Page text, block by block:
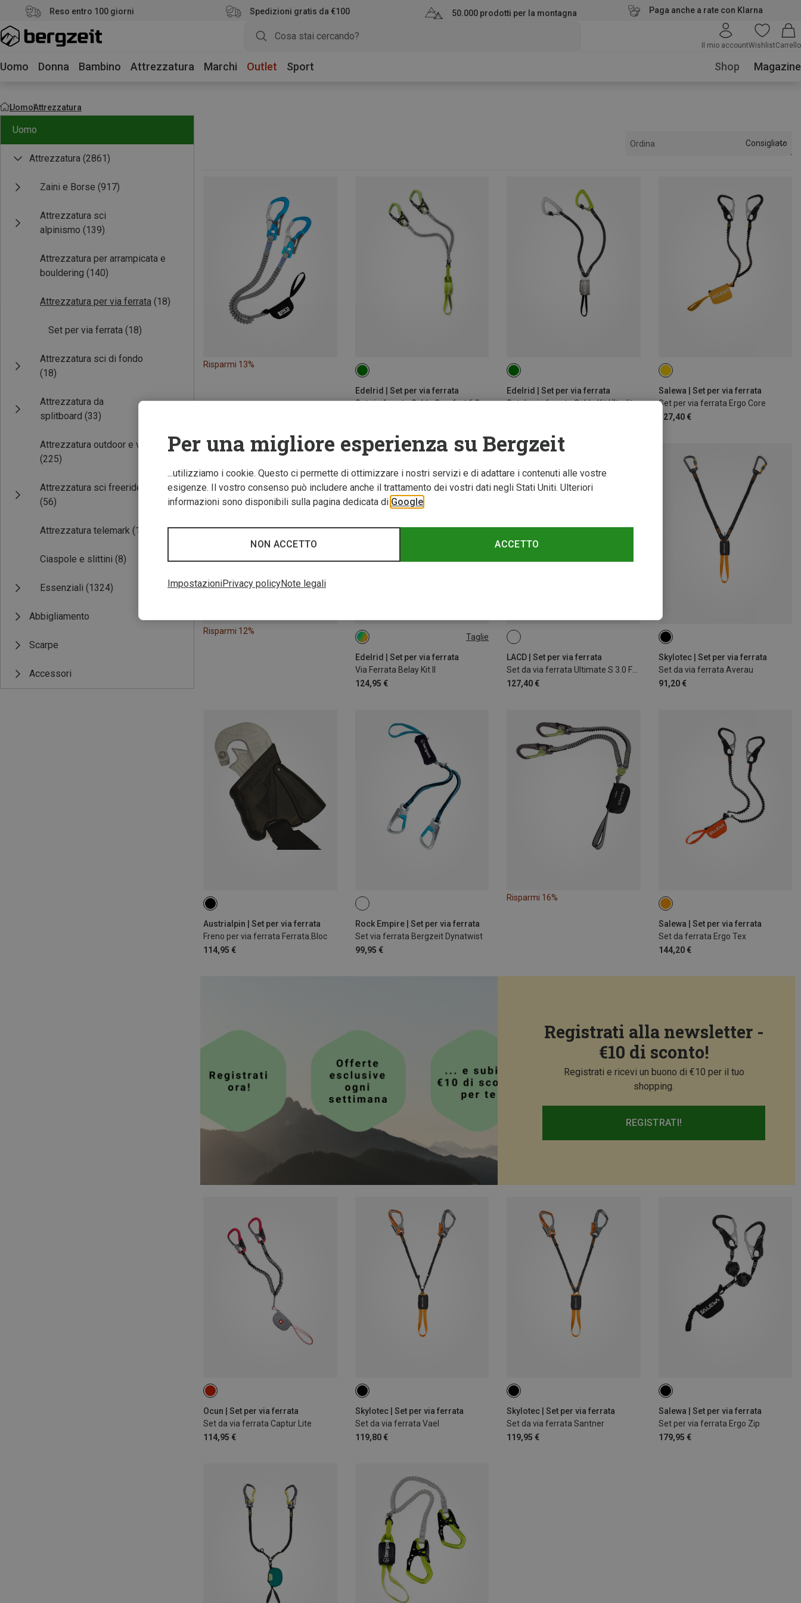
Reso entro 100 giorni Spedizioni gratis da €100 50.000 prodotti per la montagna Paga anche a rate con Klarna
Il mio accountWishlistCarrello
Uomo Donna Bambino Attrezzatura Marchi Outlet Sport Shop Magazine
UomoAttrezzatura
Uomo
Attrezzatura (2861)
Zaini e Borse (917)
Attrezzatura sci
alpinismo (139)
Attrezzatura per arrampicata e
bouldering (140)
Attrezzatura per via ferrata (18)
Set per via ferrata (18)
Attrezzatura sci di fondo
(18)
Attrezzatura da
splitboard (33)
Attrezzatura outdoor e viaggio
(225)
Attrezzatura sci freeride
(56)
Attrezzatura telemark (1)
Ciaspole e slittini (8)
Essenziali (1324)
Abbigliamento
Scarpe
Accessori
Ordina Consigliato
Risparmi 13%
Edelrid | Set per via ferrata
Set via ferrata Cable Comfort 6.0
Edelrid | Set per via ferrata
Set da via ferrata Cable Kit Ultralite VII
Salewa | Set per via ferrata
Set per via ferrata Ergo Core
127,40 €
Risparmi 12%
Taglie
Edelrid | Set per via ferrata
Via Ferrata Belay Kit II
124,95 €
25M
LACD | Set per via ferrata
127,40 €
Skylotec | Set per via ferrata
Set da via ferrata Averau
91,20 €
Austrialpin | Set per via ferrata
Freno per via ferrata Ferrata.Bloc
114,95 €
Rock Empire | Set per via ferrata
Set via ferrata Bergzeit Dynatwist
99,95 €
Risparmi 16%
Salewa | Set per via ferrata
Set da ferrata Ergo Tex
144,20 €
Registrati alla newsletter -
€10 di sconto!
Registrati e ricevi un buono di €10 per il tuo
shopping.
REGISTRATI!
Ocun | Set per via ferrata
Set da via ferrata Captur Lite
114,95 €
Skylotec | Set per via ferrata
Set da via ferrata Vael
119,80 €
Skylotec | Set per via ferrata
Set da via ferrata Santner
119,95 €
Salewa | Set per via ferrata
Set per via ferrata Ergo Zip
179,95 €
Per una migliore esperienza su Bergzeit
...utilizziamo i cookie. Questo ci permette di ottimizzare i nostri servizi e di adattare i contenuti alle vostre
esigenze. Il vostro consenso può includere anche il trattamento dei vostri dati negli Stati Uniti. Ulteriori
informazioni sono disponibili sulla pagina dedicata di Google
ACCETTO
NON ACCETTO
ImpostazioniPrivacy policyNote legali